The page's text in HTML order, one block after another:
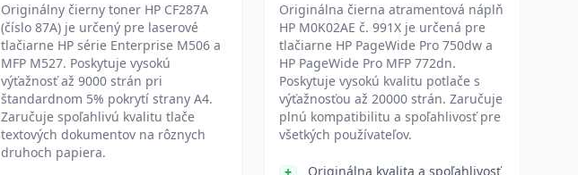
Originálny čierny toner HP CF287A
(číslo 87A) je určený pre laserové
tlačiarne HP série Enterprise M506 a
MFP M527. Poskytuje vysokú
výťažnosť až 9000 strán pri
štandardnom 5% pokrytí strany A4.
Zaručuje spoľahlivú kvalitu tlače
textových dokumentov na rôznych
druhoch papiera.
Originálna čierna atramentová náplň
HP M0K02AE č. 991X je určená pre
tlačiarne HP PageWide Pro 750dw a
HP PageWide Pro MFP 772dn.
Poskytuje vysokú kvalitu potlače s
výťažnosťou až 20000 strán. Zaručuje
plnú kompatibilitu a spoľahlivosť pre
všetkých používateľov.
Originálna kvalita a spoľahlivosť